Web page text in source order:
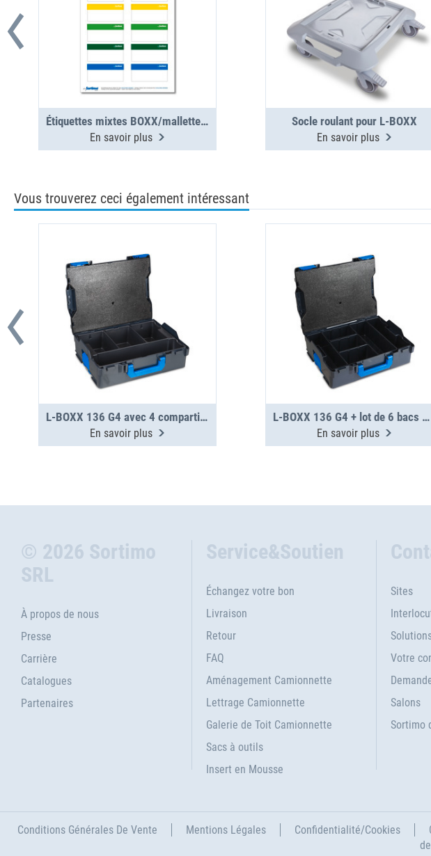
Étiquettes mixtes BOXX/mallettes/clip, 12 pcs (1 planche)
En savoir plus
Socle roulant pour L-BOXX
En savoir plus
Vous trouverez ceci également intéressant
L-BOXX 136 G4 avec 4 compartiments
En savoir plus
L-BOXX 136 G4 + lot de 6 bacs H95
En savoir plus
© 2026 Sortimo
SRL
À propos de nous
Presse
Carrière
Catalogues
Partenaires
Service&Soutien
Échangez votre bon
Livraison
Retour
FAQ
Aménagement Camionnette
Lettrage Camionnette
Galerie de Toit Camionnette
Sacs à outils
Insert en Mousse
Sites
Votre
Salons
Sortimo
Conditions Générales De Vente Mentions Légales Confidentialité/Cookies